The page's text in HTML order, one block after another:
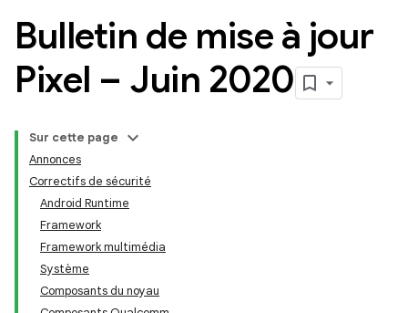
Bulletin de mise à jour
Pixel – Juin 2020
Sur cette page
Annonces
Correctifs de sécurité
Android Runtime
Framework
Framework multimédia
Système
Composants du noyau